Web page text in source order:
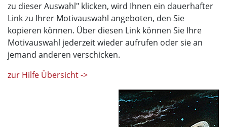
zu dieser Auswahl" klicken, wird Ihnen ein dauerhafter
Link zu Ihrer Motivauswahl angeboten, den Sie
kopieren können. Über diesen Link können Sie Ihre
Motivauswahl jederzeit wieder aufrufen oder sie an
jemand anderen verschicken.
zur Hilfe Übersicht ->